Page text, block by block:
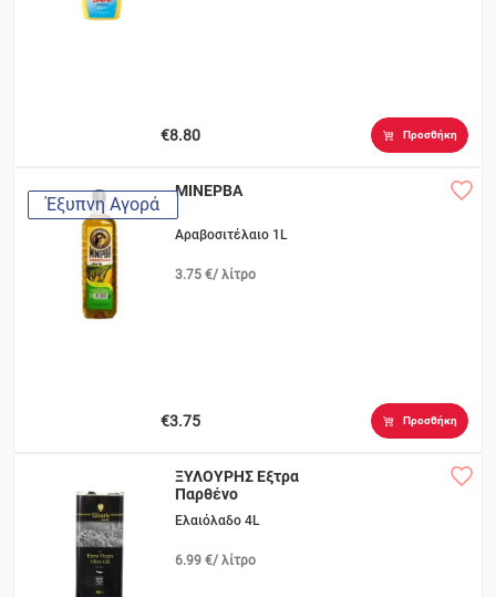
€8.80 Προσθήκη
Έξυπνη Αγορά
ΜΙΝΕΡΒΑ
Αραβοσιτέλαιο 1L
3.75 €/ λίτρο
€3.75 Προσθήκη
ΞΥΛΟΥΡΗΣ Εξτρα
Παρθένο
Ελαιόλαδο 4L
6.99 €/ λίτρο